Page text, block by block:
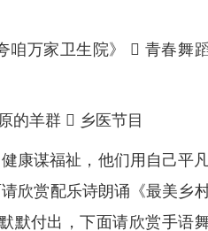
咱万家卫生院》  青春舞
的羊群  乡医节目
康谋福祉，他们用自己平
欣赏配乐诗朗诵《最美乡
默付出，下面请欣赏手语